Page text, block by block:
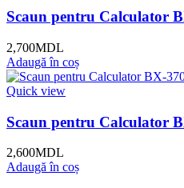
Scaun pentru Calculator
2,700MDL
Adaugă în coș
Quick view
Scaun pentru Calculator
2,600MDL
Adaugă în coș